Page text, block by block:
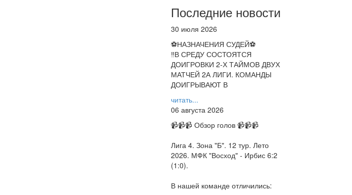
Последние новости
30 июля 2026
⚽НАЗНАЧЕНИЯ СУДЕЙ⚽
‼В СРЕДУ СОСТОЯТСЯ
ДОИГРОВКИ 2-Х ТАЙМОВ ДВУХ
МАТЧЕЙ 2А ЛИГИ. КОМАНДЫ
ДОИГРЫВАЮТ В
читать...
06 августа 2026
📹📹📹 Обзор голов 📹📹📹
Лига 4. Зона "Б". 12 тур. Лето
2026. МФК "Восход" - Ирбис 6:2
(1:0).
В нашей команде отличились: